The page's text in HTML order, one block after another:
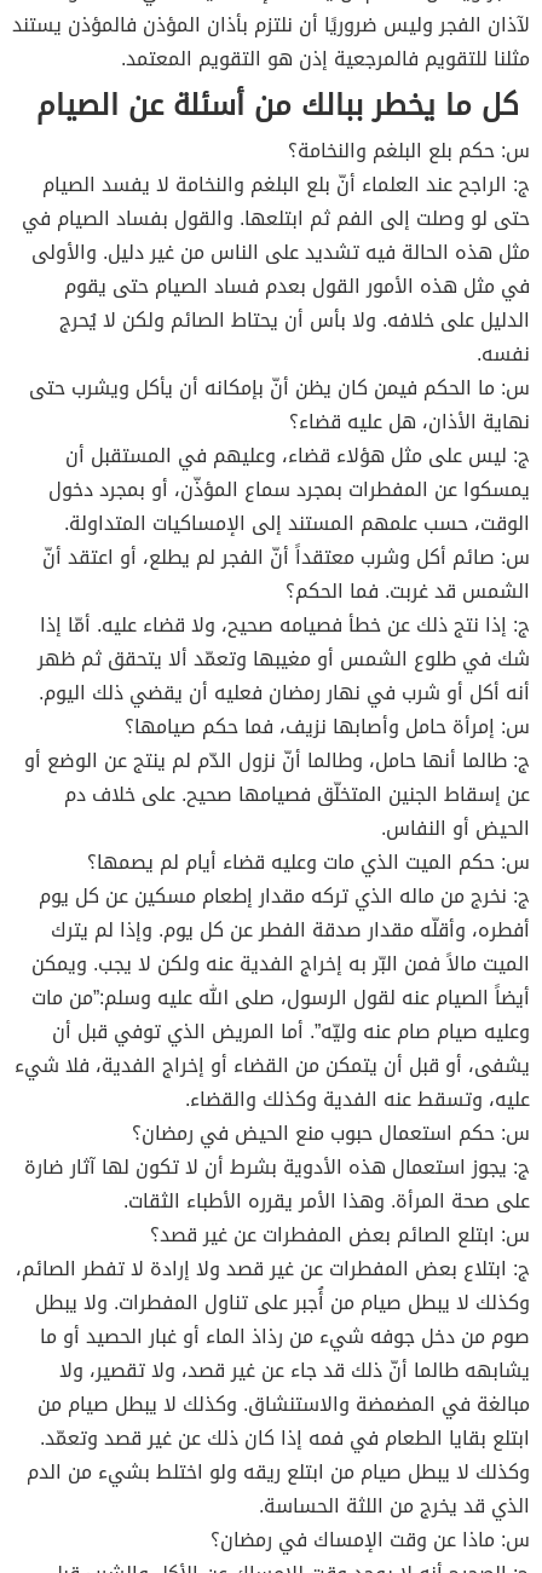
لآذان الفجر وليس ضروريًا أن نلتزم بأذان المؤذن فالمؤذن يستند
مثلنا للتقويم فالمرجعية إذن هو التقويم المعتمد.
كل ما يخطر ببالك من أسئلة عن الصيام
س: حكم بلع البلغم والنخامة؟
ج: الراجح عند العلماء أنّ بلع البلغم والنخامة لا يفسد الصيام
حتى لو وصلت إلى الفم ثم ابتلعها. والقول بفساد الصيام في
مثل هذه الحالة فيه تشديد على الناس من غير دليل. والأولى
في مثل هذه الأمور القول بعدم فساد الصيام حتى يقوم
الدليل على خلافه. ولا بأس أن يحتاط الصائم ولكن لا يُحرج
نفسه.
س: ما الحكم فيمن كان يظن أنّ بإمكانه أن يأكل ويشرب حتى
نهاية الأذان، هل عليه قضاء؟
ج: ليس على مثل هؤلاء قضاء، وعليهم في المستقبل أن
يمسكوا عن المفطرات بمجرد سماع المؤذّن، أو بمجرد دخول
الوقت، حسب علمهم المستند إلى الإمساكيات المتداولة.
س: صائم أكل وشرب معتقداً أنّ الفجر لم يطلع، أو اعتقد أنّ
الشمس قد غربت. فما الحكم؟
ج: إذا نتج ذلك عن خطأ فصيامه صحيح، ولا قضاء عليه. أمّا إذا
شك في طلوع الشمس أو مغيبها وتعمّد ألا يتحقق ثم ظهر
أنه أكل أو شرب في نهار رمضان فعليه أن يقضي ذلك اليوم.
س: إمرأة حامل وأصابها نزيف، فما حكم صيامها؟
ج: طالما أنها حامل، وطالما أنّ نزول الدّم لم ينتج عن الوضع أو
عن إسقاط الجنين المتخلّق فصيامها صحيح. على خلاف دم
الحيض أو النفاس.
س: حكم الميت الذي مات وعليه قضاء أيام لم يصمها؟
ج: نخرج من ماله الذي تركه مقدار إطعام مسكين عن كل يوم
أفطره، وأقلّه مقدار صدقة الفطر عن كل يوم. وإذا لم يترك
الميت مالاً فمن البّر به إخراج الفدية عنه ولكن لا يجب. ويمكن
أيضاً الصيام عنه لقول الرسول، صلى الله عليه وسلم:”من مات
وعليه صيام صام عنه وليّه”. أما المريض الذي توفي قبل أن
يشفى، أو قبل أن يتمكن من القضاء أو إخراج الفدية، فلا شيء
عليه، وتسقط عنه الفدية وكذلك والقضاء.
س: حكم استعمال حبوب منع الحيض في رمضان؟
ج: يجوز استعمال هذه الأدوية بشرط أن لا تكون لها آثار ضارة
على صحة المرأة. وهذا الأمر يقرره الأطباء الثقات.
س: ابتلع الصائم بعض المفطرات عن غير قصد؟
ج: ابتلاع بعض المفطرات عن غير قصد ولا إرادة لا تفطر الصائم،
وكذلك لا يبطل صيام من أُجبر على تناول المفطرات. ولا يبطل
صوم من دخل جوفه شيء من رذاذ الماء أو غبار الحصيد أو ما
يشابهه طالما أنّ ذلك قد جاء عن غير قصد، ولا تقصير، ولا
مبالغة في المضمضة والاستنشاق. وكذلك لا يبطل صيام من
ابتلع بقايا الطعام في فمه إذا كان ذلك عن غير قصد وتعمّد.
وكذلك لا يبطل صيام من ابتلع ريقه ولو اختلط بشيء من الدم
الذي قد يخرج من اللثة الحساسة.
س: ماذا عن وقت الإمساك في رمضان؟